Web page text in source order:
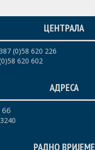
ЦЕНТРАЛА
(0)58 620 226
620 602
АДРЕСА
бб
РАДНО ВРИЈЕМЕ